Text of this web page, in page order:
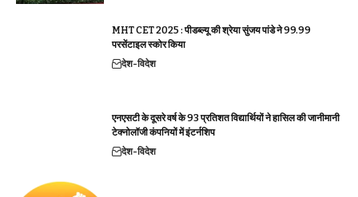
MHT CET 2025 : पीडब्ल्यू की श्रेया सुंजय पांडे ने 99.99
परसेंटाइल स्कोर किया
देश-विदेश
एनएसटी के दूसरे वर्ष के 93 प्रतिशत विद्यार्थियों ने हासिल की जानीमानी
टेक्नोलॉजी कंपनियों में इंटर्नशिप
देश-विदेश